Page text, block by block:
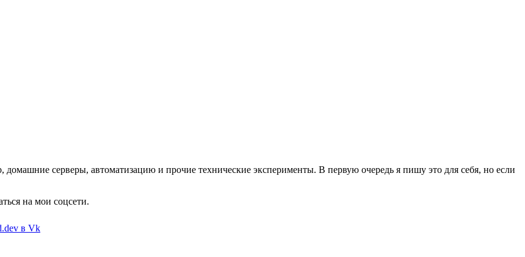
серверы, автоматизацию и прочие технические эксперименты. В первую очередь я пишу это для себя, но если
на мои соцсети.
в Vk